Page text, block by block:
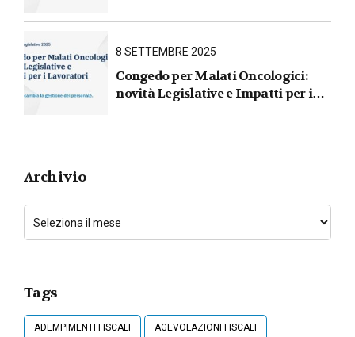
31 marzo 2026
8 SETTEMBRE 2025
Congedo per Malati Oncologici:
novità Legislative e Impatti per i
Archivio
Tags
ADEMPIMENTI FISCALI AGEVOLAZIONI FISCALI